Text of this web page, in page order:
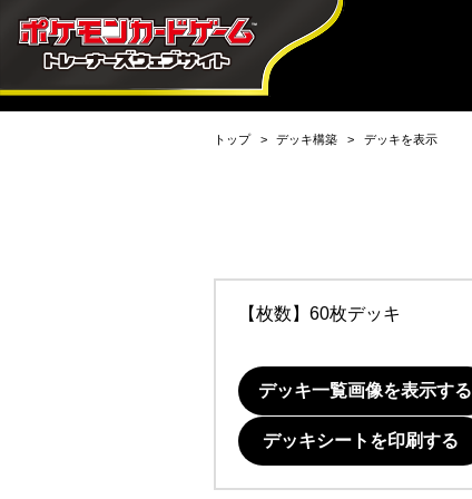
トップ デッキ構築 デッキを表示
【枚数】60枚デッキ
デッキ一覧画像を表示する
デッキシートを印刷する